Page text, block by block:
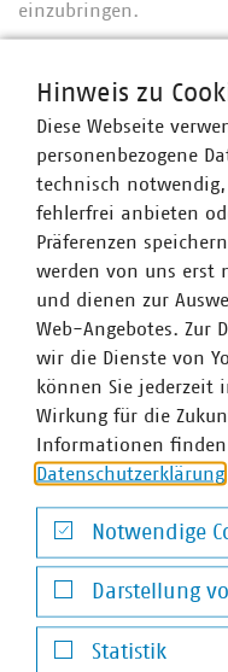
einzubringen.
dem
nachdem sich die
Energieverbänden
gestalten.
Hierzu waren am 14.
der zuständigen
Gespräch eingeladen,
und mögliche
unterstrich Herr
nicht der
Regelung
Zahlungen
Landesgruppe
Rechtsabteilung
Ausnahme kommunal
Für den 16. Juni hat
den KSV und allen
angesetzt.
Hinweis zu
Diese Webseite
personenbezogene
technisch
fehlerfrei anbieten
Präferenzen
werden von uns erst
und dienen zur
Web-Angebotes. Zur
wir die Dienste von
können Sie jederzeit
Wirkung für die
Informationen finden
Datenschutzerklärung
Notwendige
Notwendige
Darstellung
Darstellung von
Statistik